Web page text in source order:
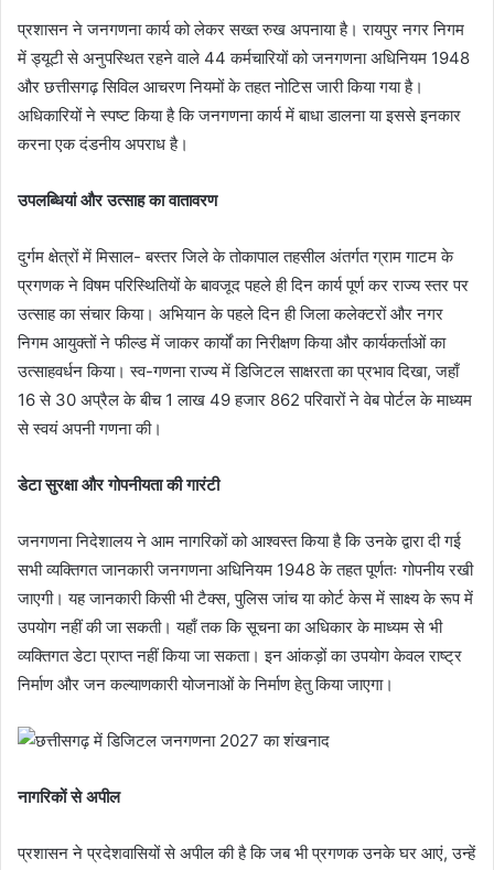
प्रशासन ने जनगणना कार्य को लेकर सख्त रुख अपनाया है। रायपुर नगर निगम
में ड्यूटी से अनुपस्थित रहने वाले 44 कर्मचारियों को जनगणना अधिनियम 1948
और छत्तीसगढ़ सिविल आचरण नियमों के तहत नोटिस जारी किया गया है।
अधिकारियों ने स्पष्ट किया है कि जनगणना कार्य में बाधा डालना या इससे इनकार
करना एक दंडनीय अपराध है।
उपलब्धियां और उत्साह का वातावरण
दुर्गम क्षेत्रों में मिसाल- बस्तर जिले के तोकापाल तहसील अंतर्गत ग्राम गाटम के
प्रगणक ने विषम परिस्थितियों के बावजूद पहले ही दिन कार्य पूर्ण कर राज्य स्तर पर
उत्साह का संचार किया। अभियान के पहले दिन ही जिला कलेक्टरों और नगर
निगम आयुक्तों ने फील्ड में जाकर कार्यों का निरीक्षण किया और कार्यकर्ताओं का
उत्साहवर्धन किया। स्व-गणना राज्य में डिजिटल साक्षरता का प्रभाव दिखा, जहाँ
16 से 30 अप्रैल के बीच 1 लाख 49 हजार 862 परिवारों ने वेब पोर्टल के माध्यम
से स्वयं अपनी गणना की।
डेटा सुरक्षा और गोपनीयता की गारंटी
जनगणना निदेशालय ने आम नागरिकों को आश्वस्त किया है कि उनके द्वारा दी गई
सभी व्यक्तिगत जानकारी जनगणना अधिनियम 1948 के तहत पूर्णतः गोपनीय रखी
जाएगी। यह जानकारी किसी भी टैक्स, पुलिस जांच या कोर्ट केस में साक्ष्य के रूप में
उपयोग नहीं की जा सकती। यहाँ तक कि सूचना का अधिकार के माध्यम से भी
व्यक्तिगत डेटा प्राप्त नहीं किया जा सकता। इन आंकड़ों का उपयोग केवल राष्ट्र
निर्माण और जन कल्याणकारी योजनाओं के निर्माण हेतु किया जाएगा।
नागरिकों से अपील
प्रशासन ने प्रदेशवासियों से अपील की है कि जब भी प्रगणक उनके घर आएं, उन्हें